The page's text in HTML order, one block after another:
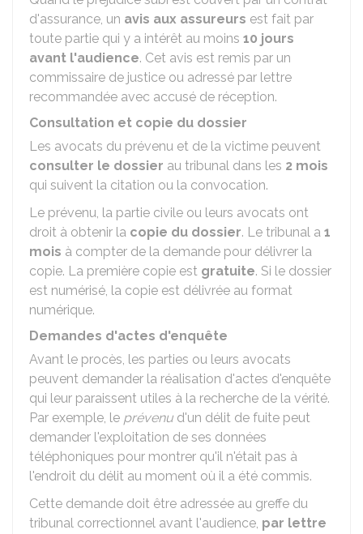
d'assurance, un avis aux assureurs est fait par
toute partie qui y a intérêt au moins 10 jours
avant l'audience. Cet avis est remis par un
commissaire de justice ou adressé par lettre
recommandée avec accusé de réception.
Consultation et copie du dossier
Les avocats du prévenu et de la victime peuvent
consulter le dossier au tribunal dans les 2 mois
qui suivent la citation ou la convocation.
Le prévenu, la partie civile ou leurs avocats ont
droit à obtenir la copie du dossier. Le tribunal a 1
mois à compter de la demande pour délivrer la
copie. La première copie est gratuite. Si le dossier
est numérisé, la copie est délivrée au format
numérique.
Demandes d'actes d'enquête
Avant le procès, les parties ou leurs avocats
peuvent demander la réalisation d'actes d'enquête
qui leur paraissent utiles à la recherche de la vérité.
Par exemple, le prévenu d'un délit de fuite peut
demander l'exploitation de ses données
téléphoniques pour montrer qu'il n'était pas à
l'endroit du délit au moment où il a été commis.
Cette demande doit être adressée au greffe du
tribunal correctionnel avant l'audience, par lettre